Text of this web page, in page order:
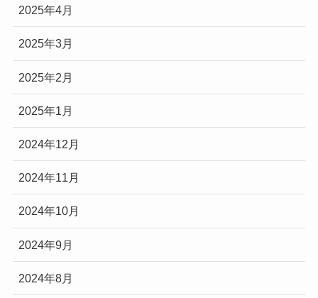
2025年4月
2025年3月
2025年2月
2025年1月
2024年12月
2024年11月
2024年10月
2024年9月
2024年8月